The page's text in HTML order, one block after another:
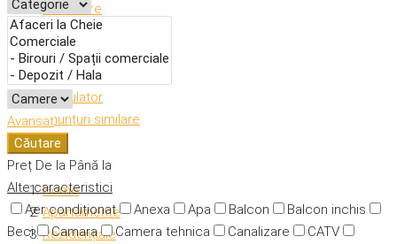
Avansat
Căutare
Preț De la Până la
Alte caracteristici
Aer condiționat
Anexa Apa Balcon
Balcon inchis
Beci
Camara Camera tehnica Canalizare
CATV
Descriere
Caracteristici
Adresă
Detalii
Calculator
Anunțuri similare
Home
Apartamente
Rezidențiale